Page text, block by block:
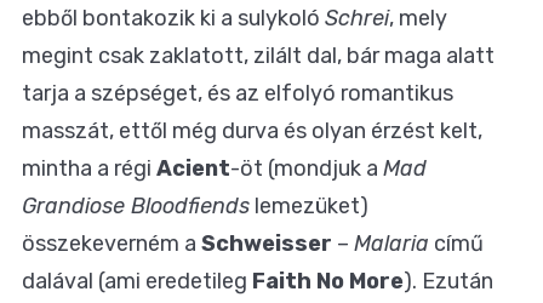
ebből bontakozik ki a sulykoló Schrei, mely
megint csak zaklatott, zilált dal, bár maga alatt
tarja a szépséget, és az elfolyó romantikus
masszát, ettől még durva és olyan érzést kelt,
mintha a régi Acient-öt (mondjuk a Mad
Grandiose Bloodfiends lemezüket)
összekeverném a Schweisser – Malaria című
dalával (ami eredetileg Faith No More). Ezután